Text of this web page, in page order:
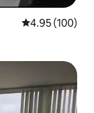
औसत रेटिंग 5 में से
4.95 (100)